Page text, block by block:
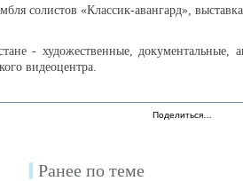
солистов «Классик-авангард»,
- художественные, документальные,
видеоцентра.
Поделиться…
Ранее по теме